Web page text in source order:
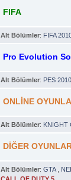
FIFA
Alt Bölümler: FIFA
Pro Evolution
Alt Bölümler: PES 2010
ONLİNE
Alt Bölümler: KNIGHT
DİĞER
Alt Bölümler:GTA